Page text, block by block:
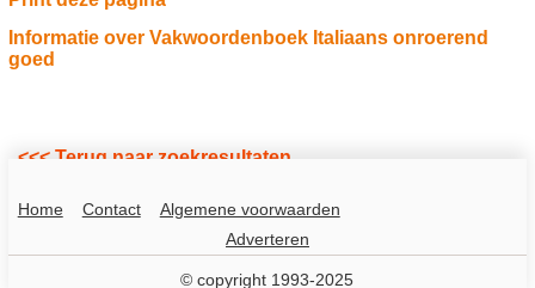
Informatie over Vakwoordenboek Italiaans onroerend
goed
<<< Terug naar zoekresultaten
Home Contact
Algemene voorwaarden
Adverteren
© copyright 1993-2025